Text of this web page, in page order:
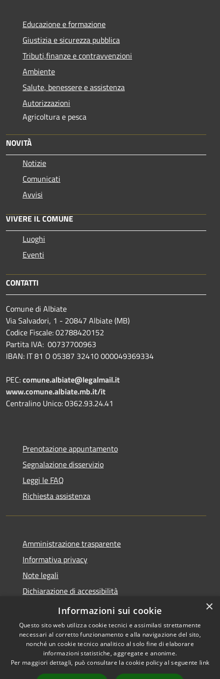
Educazione e formazione
Giustizia e sicurezza pubblica
Tributi,finanze e contravvenzioni
Ambiente
Salute, benessere e assistenza
Autorizzazioni
Agricoltura e pesca
NOVITÀ
Notizie
Comunicati
Avvisi
VIVERE IL COMUNE
Luoghi
Eventi
CONTATTI
Comune di Albiate
Via Salvadori, 1 - 20847 Albiate (MB)
Codice Fiscale: 02788420152
Partita IVA: 00737700963
IBAN: IT 81 O 05387 32410 000049369334
PEC:comune.albiate@legalmail.it
www.comune.albiate.mb.it/it
Centralino Unico: 0362.93.24.41
Prenotazione appuntamento
Segnalazione disservizio
Leggi le FAQ
Richiesta assistenza
Amministrazione trasparente
Informativa privacy
Note legali
Dichiarazione di accessibilità
Obbietivi di accessibilità
Accessibilità
Copyright © 2026 • Comune di
Albiate • Powered by
×
Informazioni sui cookie
Questo sito web utilizza cookie tecnici e assimilati strettamente
necessari al corretto funzionamento e alla navigazione del sito,
nonché un cookie tecnico analitico al solo fine di elaborare
informazioni statistiche, aggregate e anonime.
Per maggiori dettagli, può consultare la cookie policy al seguente link